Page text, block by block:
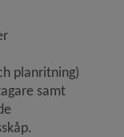
planritning)
samt